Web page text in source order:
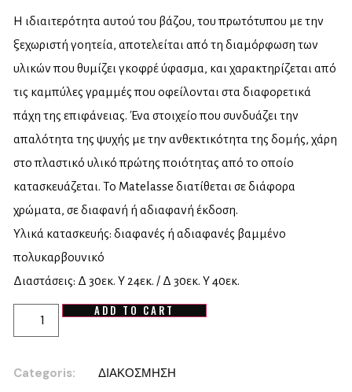
Η ιδιαιτερότητα αυτού του βάζου, του πρωτότυπου με την
ξεχωριστή γοητεία, αποτελείται από τη διαμόρφωση των
υλικών που θυμίζει γκοφρέ ύφασμα, και χαρακτηρίζεται από
τις καμπύλες γραμμές που οφείλονται στα διαφορετικά
πάχη της επιφάνειας. Ένα στοιχείο που συνδυάζει την
απαλότητα της ψυχής με την ανθεκτικότητα της δομής, χάρη
στο πλαστικό υλικό πρώτης ποιότητας από το οποίο
κατασκευάζεται. Το Matelasse διατίθεται σε διάφορα
χρώματα, σε διαφανή ή αδιαφανή έκδοση.
Υλικά κατασκευής: διαφανές ή αδιαφανές βαμμένο
πολυκαρβουνικό
Διαστάσεις: Δ 30εκ. Υ 24εκ. / Δ 30εκ. Υ 40εκ.
ADD TO CART
Categoris:
ΔΙΑΚΟΣΜΗΣΗ